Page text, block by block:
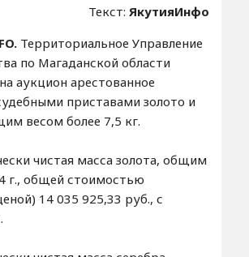
Текст: ЯкутияИнфо
Территориальное Управление
по Магаданской области
аукцион арестованное
приставами золото и
весом более 7,5 кг.
чистая масса золота, общим
г., общей стоимостью
14 035 925,33 руб., с